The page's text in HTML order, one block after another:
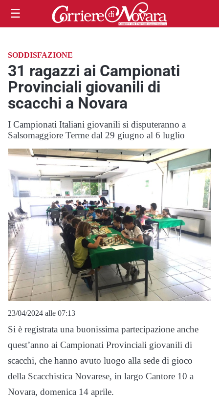
☰
SODDISFAZIONE
31 ragazzi ai Campionati
Provinciali giovanili di
scacchi a Novara
I Campionati Italiani giovanili si disputeranno a
Salsomaggiore Terme dal 29 giugno al 6 luglio
23/04/2024 alle 07:13
Si è registrata una buonissima partecipazione anche
quest’anno ai Campionati Provinciali giovanili di
scacchi, che hanno avuto luogo alla sede di gioco
della Scacchistica Novarese, in largo Cantore 10 a
Novara, domenica 14 aprile.